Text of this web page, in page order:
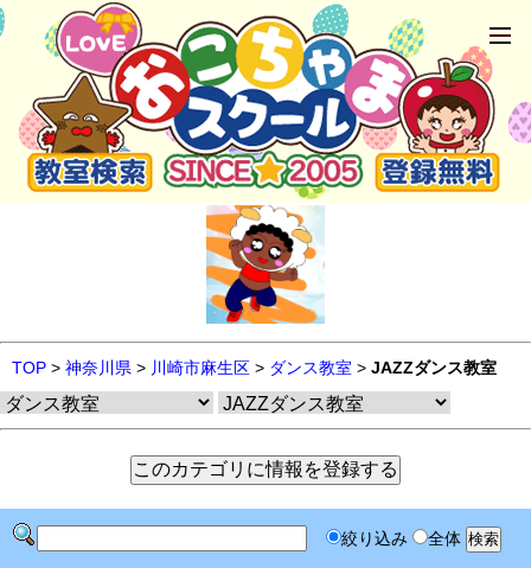
TOP > 神奈川県 > 川崎市麻生区 > ダンス教室 > JAZZダンス教室
絞り込み 全体